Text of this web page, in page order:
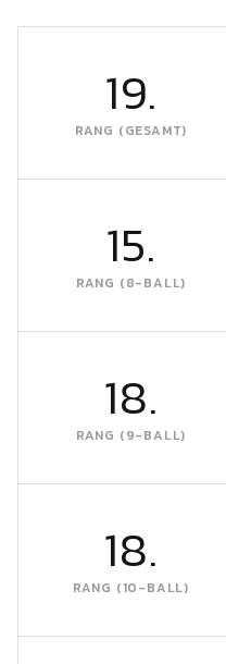
19.
RANG (GESAMT)
15.
RANG (8-BALL)
18.
RANG (9-BALL)
18.
RANG (10-BALL)